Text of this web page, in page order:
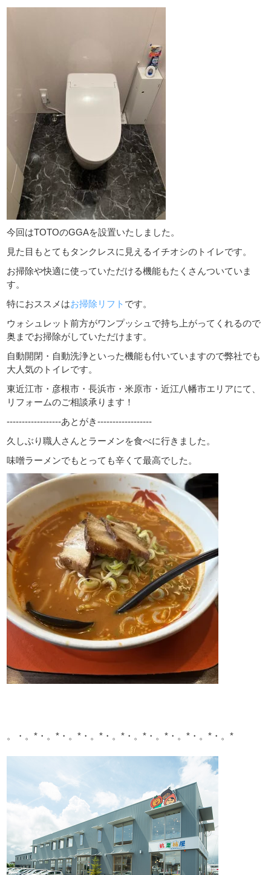
今回はTOTOのGGAを設置いたしました。
見た目もとてもタンクレスに見えるイチオシのトイレです。
お掃除や快適に使っていただける機能もたくさんついていま
す。
特におススメはお掃除リフト です。
ウォシュレット前方がワンプッシュで持ち上がってくれるので
奥までお掃除がしていただけます。
自動開閉・自動洗浄といった機能も付いていますので弊社でも
大人気のトイレです。
東近江市・彦根市・長浜市・米原市・近江八幡市エリアにて、
リフォームのご相談承ります！
------------------あとがき------------------
久しぶり職人さんとラーメンを食べに行きました。
味噌ラーメンでもとっても辛くて最高でした。
。・。*・。*・。*・。*・。*・。*・。*・。*・。*・。*